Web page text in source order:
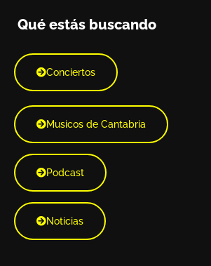
Qué estás buscando
Conciertos
Musicos de Cantabria
Podcast
Noticias